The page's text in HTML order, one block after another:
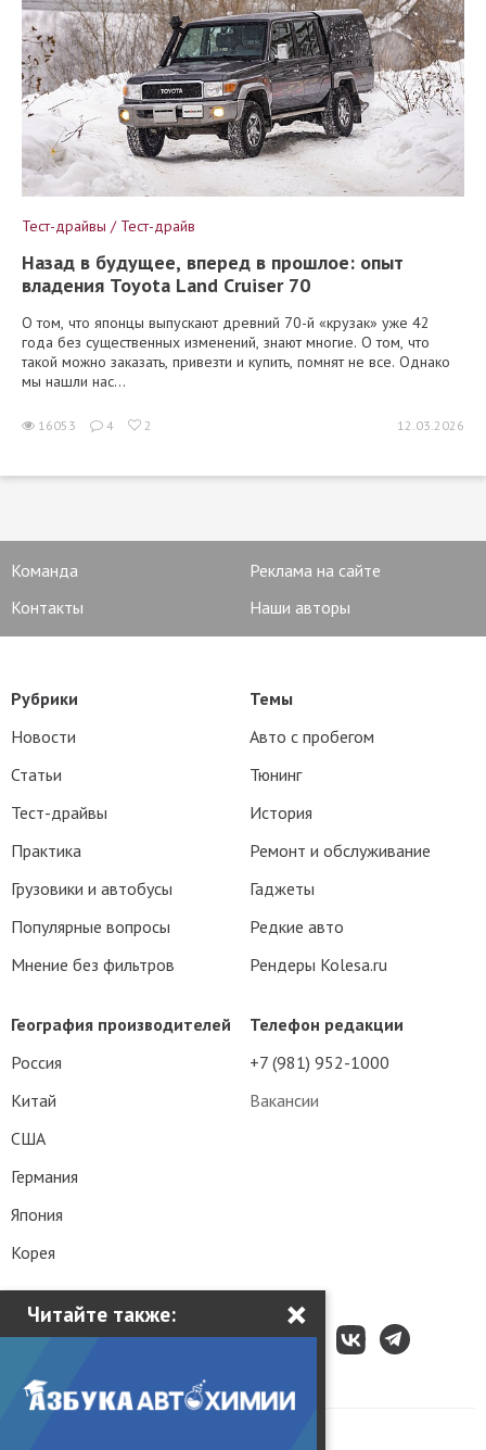
Читайте также: ×
Тест-драйвы / Тест-драйв
Назад в будущее, вперед в прошлое: опыт
владения Toyota Land Cruiser 70
О том, что японцы выпускают древний 70-й «крузак» уже 42
года без существенных изменений, знают многие. О том, что
такой можно заказать, привезти и купить, помнят не все. Однако
мы нашли нас...
16053 4 2 12.03.2026
Команда
Реклама на сайте
Контакты
Наши авторы
Телефон редакции
+7 (981) 952-1000
Вакансии
Рубрики
Новости
Статьи
Тест-драйвы
Практика
Грузовики и автобусы
Популярные вопросы
Мнение без фильтров
Темы
Авто с пробегом
Тюнинг
История
Ремонт и обслуживание
Гаджеты
Редкие авто
Рендеры Kolesa.ru
География производителей
Россия
Китай
США
Германия
Япония
Корея